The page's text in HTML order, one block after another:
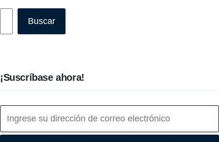
Buscar
¡Suscríbase ahora!